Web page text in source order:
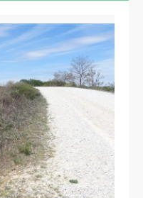
de piedras
(gallego) /
hoy